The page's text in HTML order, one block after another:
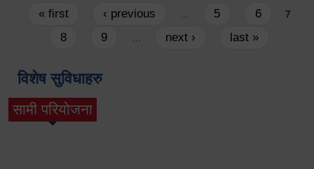
Pages
« first ‹ previous 5 6 7
8 9 next › last »
विशेष सुविधाहरु
सामी परियोजना
(active tab)